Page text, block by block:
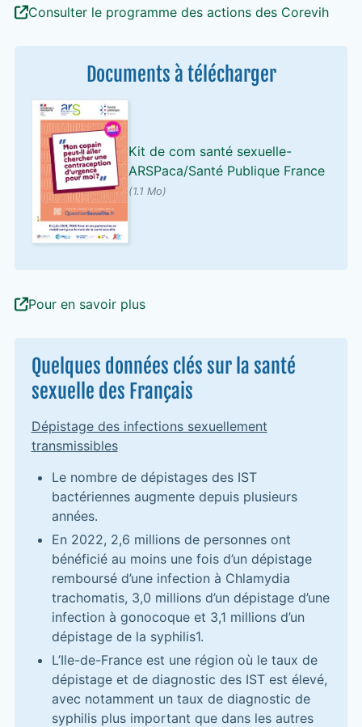
Consulter le programme des actions des Corevih
Documents à télécharger
Kit de com santé sexuelle-
ARSPaca/Santé Publique France
(1.1 Mo)
Pour en savoir plus
Quelques données clés sur la santé
sexuelle des Français
Dépistage des infections sexuellement
transmissibles
Le nombre de dépistages des IST
bactériennes augmente depuis plusieurs
années.
En 2022, 2,6 millions de personnes ont
bénéficié au moins une fois d’un dépistage
remboursé d’une infection à Chlamydia
trachomatis, 3,0 millions d’un dépistage d’une
infection à gonocoque et 3,1 millions d’un
dépistage de la syphilis1.
L’Ile-de-France est une région où le taux de
dépistage et de diagnostic des IST est élevé,
avec notamment un taux de diagnostic de
syphilis plus important que dans les autres